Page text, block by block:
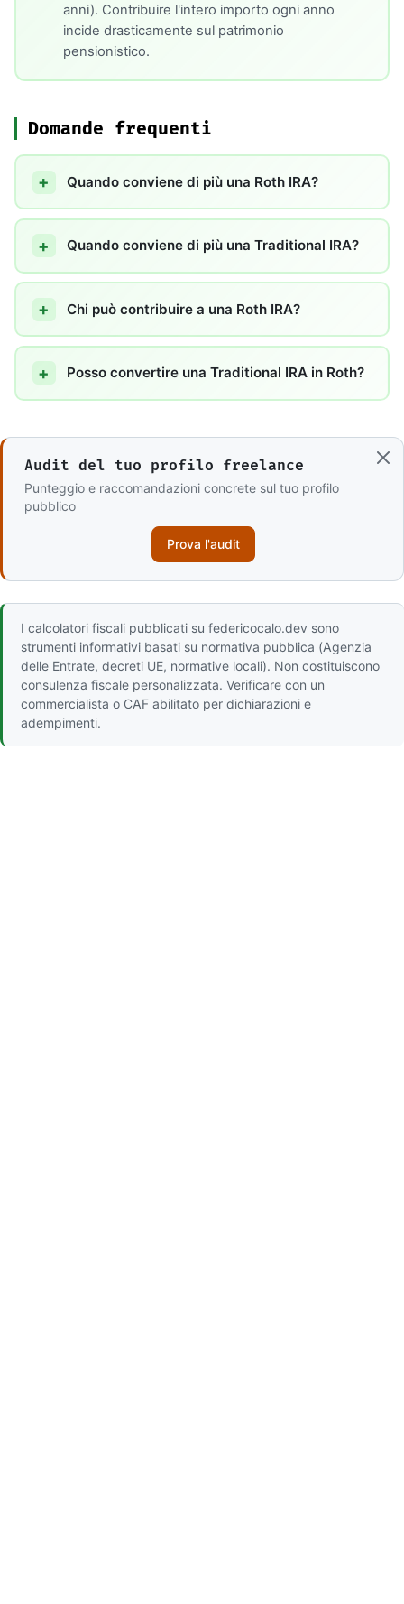
anni). Contribuire l'intero importo ogni anno
incide drasticamente sul patrimonio
pensionistico.
Domande frequenti
Quando conviene di più una Roth IRA?
Quando conviene di più una Traditional IRA?
Chi può contribuire a una Roth IRA?
Posso convertire una Traditional IRA in Roth?
Audit del tuo profilo freelance
Punteggio e raccomandazioni concrete sul tuo profilo
pubblico
Prova l'audit
I calcolatori fiscali pubblicati su federicocalo.dev sono
strumenti informativi basati su normativa pubblica (Agenzia
delle Entrate, decreti UE, normative locali). Non costituiscono
consulenza fiscale personalizzata. Verificare con un
commercialista o CAF abilitato per dichiarazioni e
adempimenti.